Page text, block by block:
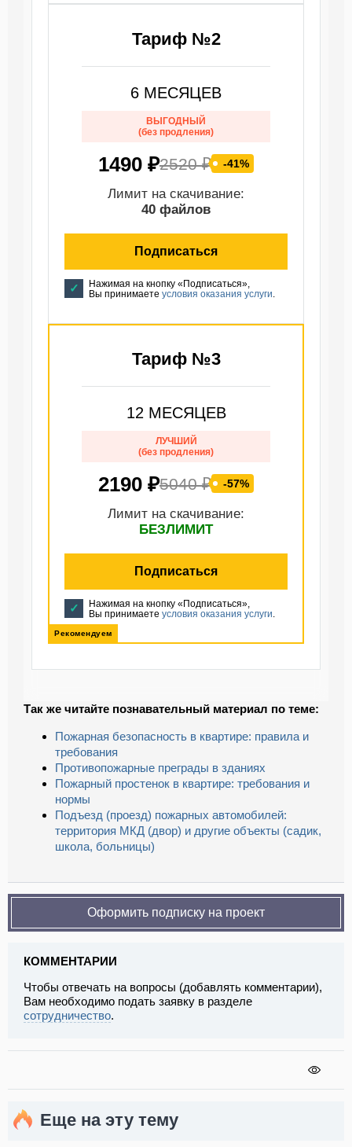
Тариф №2
6 МЕСЯЦЕВ
ВЫГОДНЫЙ
(без продления)
1490 ₽2520 ₽ -41%
Лимит на скачивание:
40 файлов
Подписаться
Нажимая на кнопку «Подписаться»,
Вы принимаете условия оказания услуги.
Тариф №3
12 МЕСЯЦЕВ
ЛУЧШИЙ
(без продления)
2190 ₽5040 ₽ -57%
Лимит на скачивание:
БЕЗЛИМИТ
Подписаться
Нажимая на кнопку «Подписаться»,
Вы принимаете условия оказания услуги.
Рекомендуем
Так же читайте познавательный материал по теме:
Пожарная безопасность в квартире: правила и
требования
Противопожарные преграды в зданиях
Пожарный простенок в квартире: требования и
нормы
Подъезд (проезд) пожарных автомобилей:
территория МКД (двор) и другие объекты (садик,
школа, больницы)
Оформить подписку на проект
КОММЕНТАРИИ
Чтобы отвечать на вопросы (добавлять комментарии),
Вам необходимо подать заявку в разделе
сотрудничество.
Еще на эту тему